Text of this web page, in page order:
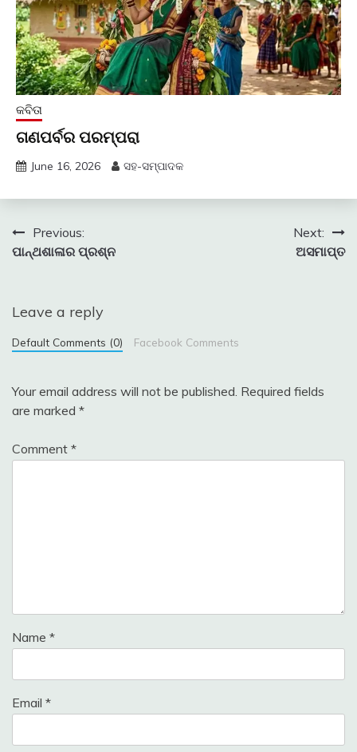
କବିତା
ଗଣପର୍ବର ପରମ୍ପରା
June 16, 2026 ସହ-ସମ୍ପାଦକ
Post
navigation
Previous:
ପାନ୍ଥଶାଳାର ପ୍ରଶ୍ନ
Next:
ଅସମାପ୍ତ
Leave a reply
Default Comments (0) Facebook Comments
Your email address will not be published. Required fields
are marked *
Comment *
Name *
Email *